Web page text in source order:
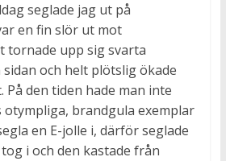
seglade jag ut på
en fin slör ut mot
tornade upp sig svarta
och helt plötslig ökade
På den tiden hade man inte
otympliga, brandgula exemplar
en E-jolle i, därför seglade
i och den kastade från